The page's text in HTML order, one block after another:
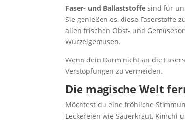
Faser- und Ballaststoffe sind für
Sie genießen es, diese Faserstoffe
allen frischen Obst- und
Wurzelgemüsen.
Wenn dein Darm nicht an die
Verstopfungen zu vermeiden.
Die magische Welt
Möchtest du eine fröhliche
Leckereien wie Sauerkraut, Kimchi